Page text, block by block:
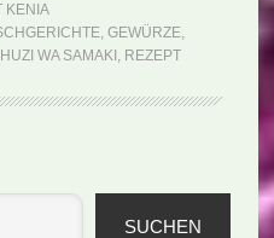
wa
(Rezept)
KENIA
, GEWÜRZE,
WA SAMAKI , REZEPT
SUCHEN